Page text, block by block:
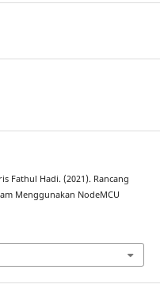
Fathul Hadi. (2021). Rancang
Menggunakan NodeMCU